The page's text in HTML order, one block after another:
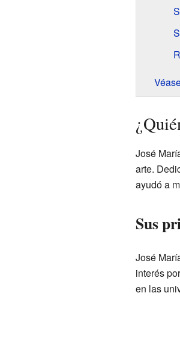
José
arte.
ayudó a
Sus
José
interés
en las